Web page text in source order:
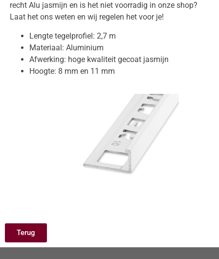
recht Alu jasmijn en is het niet voorradig in onze shop?
Laat het ons weten en wij regelen het voor je!
Lengte tegelprofiel: 2,7 m
Materiaal: Aluminium
Afwerking: hoge kwaliteit gecoat jasmijn
Hoogte: 8 mm en 11 mm
Terug